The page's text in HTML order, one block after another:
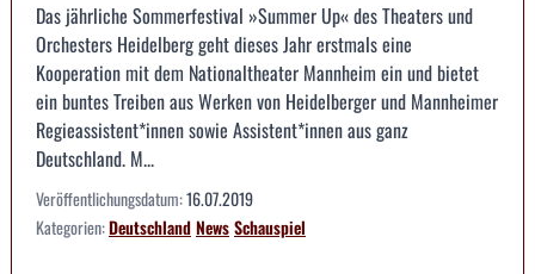
Das jährliche Sommerfestival »Summer Up« des Theaters und
Orchesters Heidelberg geht dieses Jahr erstmals eine
Kooperation mit dem Nationaltheater Mannheim ein und bietet
ein buntes Treiben aus Werken von Heidelberger und Mannheimer
Regieassistent*innen sowie Assistent*innen aus ganz
Deutschland. M...
Veröffentlichungsdatum:16.07.2019
Kategorien:DeutschlandNewsSchauspiel